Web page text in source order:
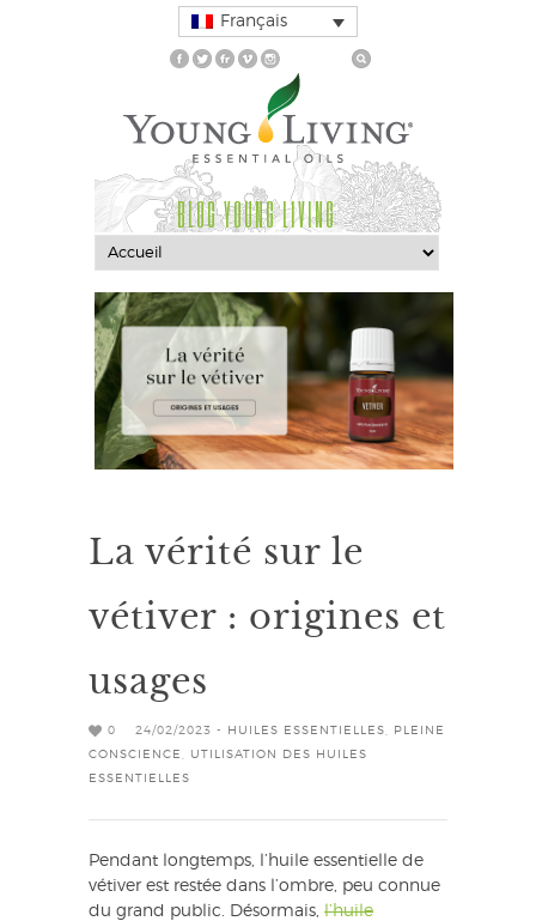
Français
BLOG YOUNG LIVING
La vérité sur le
vétiver : origines et
usages
0 24/02/2023 - HUILES ESSENTIELLES
PLEINE
CONSCIENCE
UTILISATION DES HUILES
ESSENTIELLES
Pendant longtemps, l’huile essentielle de
vétiver est restée dans l’ombre, peu connue
du grand public. Désormais, l’huile